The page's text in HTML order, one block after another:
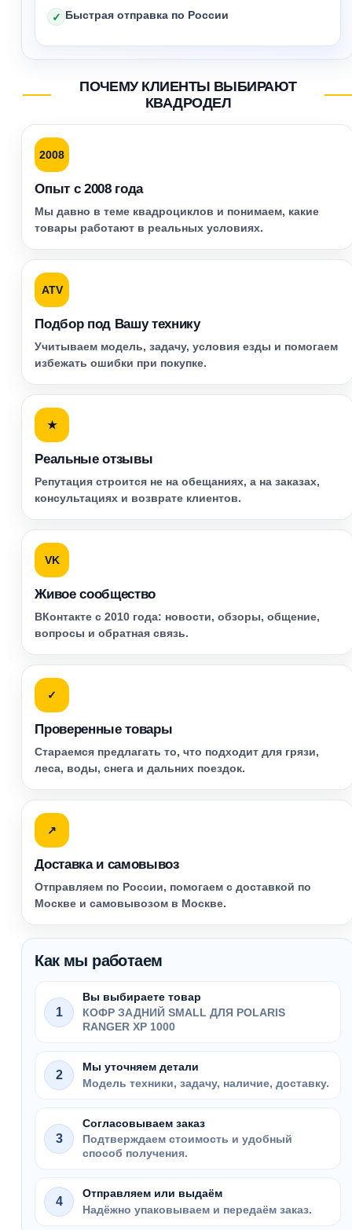
✓ Быстрая отправка по России
ПОЧЕМУ КЛИЕНТЫ ВЫБИРАЮТ
КВАДРОДЕЛ
2008
Опыт с 2008 года
Мы давно в теме квадроциклов и понимаем, какие
товары работают в реальных условиях.
ATV
Подбор под Вашу технику
Учитываем модель, задачу, условия езды и помогаем
избежать ошибки при покупке.
★
Реальные отзывы
Репутация строится не на обещаниях, а на заказах,
консультациях и возврате клиентов.
VK
Живое сообщество
ВКонтакте с 2010 года: новости, обзоры, общение,
вопросы и обратная связь.
✓
Проверенные товары
Стараемся предлагать то, что подходит для грязи,
леса, воды, снега и дальних поездок.
↗
Доставка и самовывоз
Отправляем по России, помогаем с доставкой по
Москве и самовывозом в Москве.
Как мы работаем
1
Вы выбираете товар
КОФР ЗАДНИЙ SMALL ДЛЯ POLARIS
RANGER XP 1000
2
Мы уточняем детали
Модель техники, задачу, наличие, доставку.
3
Согласовываем заказ
Подтверждаем стоимость и удобный
способ получения.
4
Отправляем или выдаём
Надёжно упаковываем и передаём заказ.